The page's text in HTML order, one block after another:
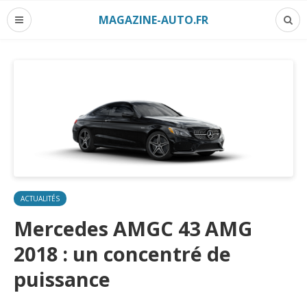
MAGAZINE-AUTO.FR
ACTUALITÉS
Mercedes AMGC 43 AMG
2018 : un concentré de
puissance